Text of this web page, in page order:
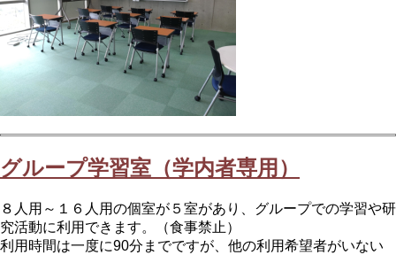
グループ学習室（学内者専用）
８人用～１６人用の個室が５室があり、グループでの学習や研
究活動に利用できます。（食事禁止）
利用時間は一度に90分までですが、他の利用希望者がいない